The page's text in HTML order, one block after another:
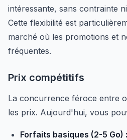
intéressante, sans contrainte
Cette flexibilité est
marché où les promotions et
fréquentes.
Prix compétitifs
La concurrence féroce entre
les prix. Aujourd'hui, vous
Forfaits basiques (2-5 Go) :